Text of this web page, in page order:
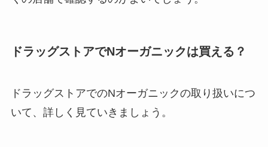
ドラッグストアでNオーガニックは買える？
ドラッグストアでのNオーガニックの取り扱いにつ
いて、詳しく見ていきましょう。